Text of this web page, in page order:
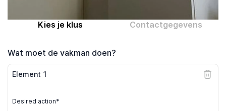
Kies je klus Contactgegevens
Wat moet de vakman doen?
Element 1
Desired action*